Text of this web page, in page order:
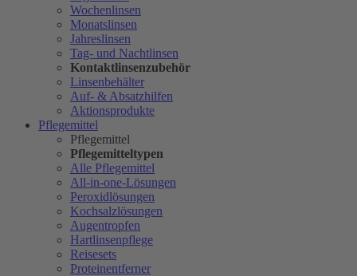
Wochenlinsen
Monatslinsen
Jahreslinsen
Tag- und Nachtlinsen
Kontaktlinsenzubehör
Linsenbehälter
Auf- & Absatzhilfen
Aktionsprodukte
Pflegemittel
Pflegemittel
Pflegemitteltypen
Alle Pflegemittel
All-in-one-Lösungen
Peroxidlösungen
Kochsalzlösungen
Augentropfen
Hartlinsenpflege
Reisesets
Proteinentferner